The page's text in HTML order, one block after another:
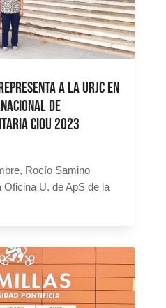
a la URJC en
de
CIOU 2023
Rocío Samino
U. de ApS de la